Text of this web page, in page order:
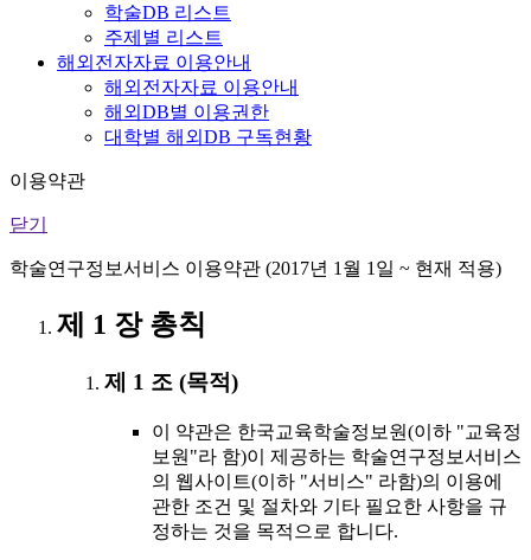
학술DB 리스트
주제별 리스트
해외전자자료 이용안내
해외전자자료 이용안내
해외DB별 이용권한
대학별 해외DB 구독현황
이용약관
닫기
학술연구정보서비스 이용약관 (2017년 1월 1일 ~ 현재 적용)
제 1 장 총칙
제 1 조 (목적)
이 약관은 한국교육학술정보원(이하 "교육정
보원"라 함)이 제공하는 학술연구정보서비스
의 웹사이트(이하 "서비스" 라함)의 이용에
관한 조건 및 절차와 기타 필요한 사항을 규
정하는 것을 목적으로 합니다.